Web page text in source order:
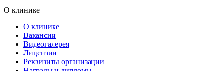
О клинике
О клинике
Вакансии
Видеогалерея
Лицензии
Реквизиты организации